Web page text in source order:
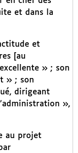
et dans la
et
[au
» ; son
» ; son
dirigeant
»,
au projet